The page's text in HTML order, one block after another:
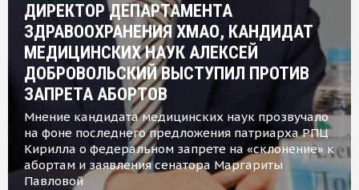
ДИРЕКТОР ДЕПАРТАМЕНТА
ЗДРАВООХРАНЕНИЯ ХМАО, КАНДИДАТ
МЕДИЦИНСКИХ НАУК АЛЕКСЕЙ
ДОБРОВОЛЬСКИЙ ВЫСТУПИЛ ПРОТИВ
ЗАПРЕТА АБОРТОВ
Мнение кандидата медицинских наук прозвучало
на фоне последнего предложения патриарха РПЦ
Кирилла о федеральном запрете на «склонение» к
абортам и заявления сенатора Маргариты
Павловой